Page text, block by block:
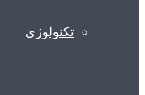
تکنولوژی